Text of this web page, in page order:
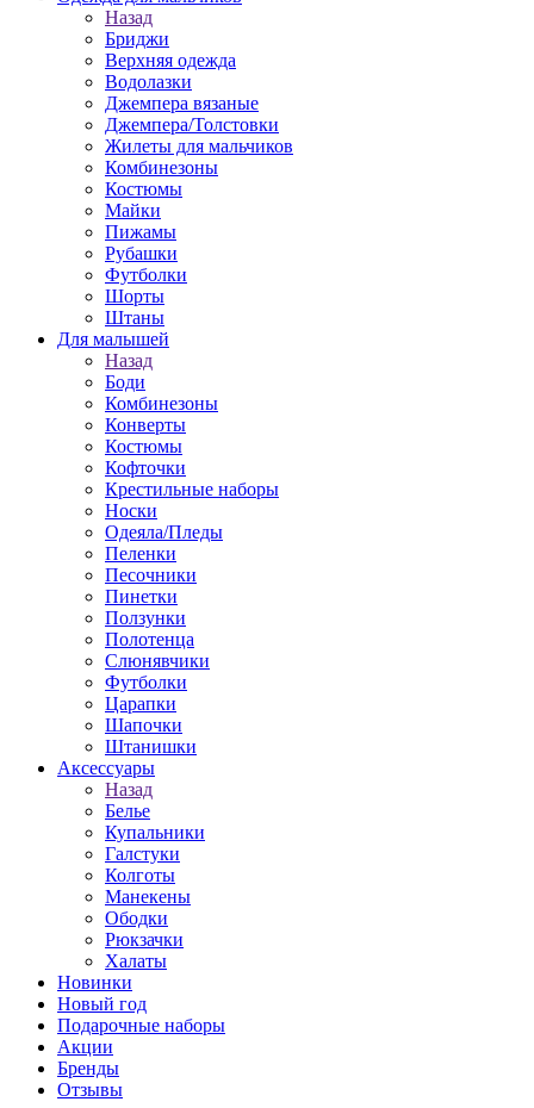
Назад
Бриджи
Верхняя одежда
Водолазки
Джемпера вязаные
Джемпера/Толстовки
Жилеты для мальчиков
Комбинезоны
Костюмы
Майки
Пижамы
Рубашки
Футболки
Шорты
Штаны
Для малышей
Назад
Боди
Комбинезоны
Конверты
Костюмы
Кофточки
Крестильные наборы
Носки
Одеяла/Пледы
Пеленки
Песочники
Пинетки
Ползунки
Полотенца
Слюнявчики
Футболки
Царапки
Шапочки
Штанишки
Аксессуары
Назад
Белье
Купальники
Галстуки
Колготы
Манекены
Ободки
Рюкзачки
Халаты
Новинки
Новый год
Подарочные наборы
Акции
Бренды
Отзывы